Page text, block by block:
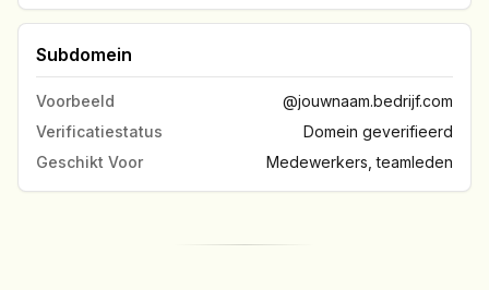
Subdomein
Voorbeeld
@jouwnaam.bedrijf.com
Verificatiestatus
Domein geverifieerd
Geschikt Voor
Medewerkers, teamleden